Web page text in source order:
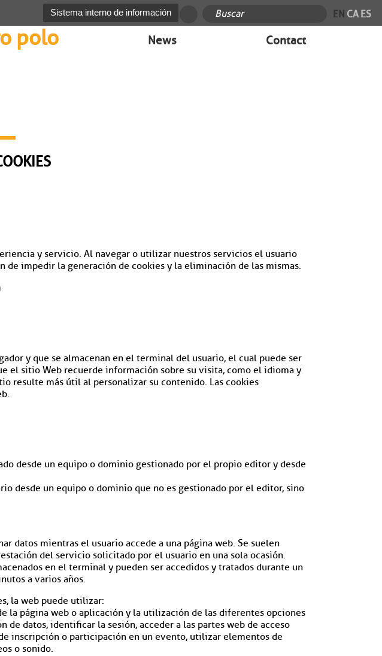
Sistema interno de información EN CA ES
polo News Contact
y servicio. Al navegar o utilizar nuestros servicios el usuario
de impedir la generación de cookies y la eliminación de las mismas.
y que se almacenan en el terminal del usuario, el cual puede ser
el sitio Web recuerde información sobre su visita, como el idioma y
resulte más útil al personalizar su contenido. Las cookies
desde un equipo o dominio gestionado por el propio editor y desde
desde un equipo o dominio que no es gestionado por el editor, sino
datos mientras el usuario accede a una página web. Se suelen
del servicio solicitado por el usuario en una sola ocasión.
en el terminal y pueden ser accedidos y tratados durante un
a varios años.
la web puede utilizar:
la página web o aplicación y la utilización de las diferentes opciones
datos, identificar la sesión, acceder a las partes web de acceso
inscripción o participación en un evento, utilizar elementos de
o sonido.